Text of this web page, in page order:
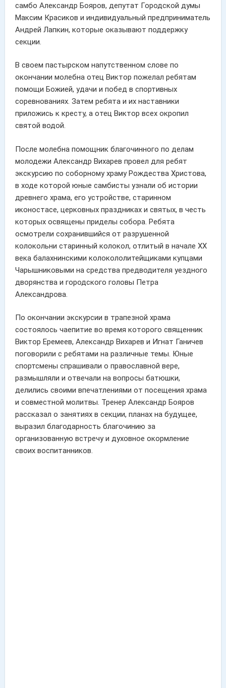
самбо Александр Бояров, депутат Городской думы
Максим Красиков и индивидуальный предприниматель
Андрей Лапкин, которые оказывают поддержку
секции.
В своем пастырском напутственном слове по
окончании молебна отец Виктор пожелал ребятам
помощи Божией, удачи и побед в спортивных
соревнованиях. Затем ребята и их наставники
приложись к кресту, а отец Виктор всех окропил
святой водой.
После молебна помощник благочинного по делам
молодежи Александр Вихарев провел для ребят
экскурсию по соборному храму Рождества Христова,
в ходе которой юные самбисты узнали об истории
древнего храма, его устройстве, старинном
иконостасе, церковных праздниках и святых, в честь
которых освящены приделы собора. Ребята
осмотрели сохранившийся от разрушенной
колокольни старинный колокол, отлитый в начале XX
века балахнинскими колокололитейщиками купцами
Чарышниковыми на средства предводителя уездного
дворянства и городского головы Петра
Александрова.
По окончании экскурсии в трапезной храма
состоялось чаепитие во время которого священник
Виктор Еремеев, Александр Вихарев и Игнат Ганичев
поговорили с ребятами на различные темы. Юные
спортсмены спрашивали о православной вере,
размышляли и отвечали на вопросы батюшки,
делились своими впечатлениями от посещения храма
и совместной молитвы. Тренер Александр Бояров
рассказал о занятиях в секции, планах на будущее,
выразил благодарность благочинию за
организованную встречу и духовное окормление
своих воспитанников.